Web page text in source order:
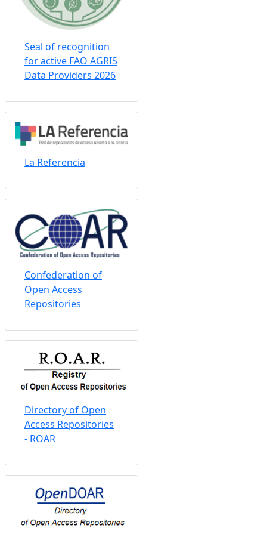
Seal of recognition
for active FAO AGRIS
Data Providers 2026
La Referencia
Confederation of
Open Access
Repositories
Directory of Open
Access Repositories
- ROAR